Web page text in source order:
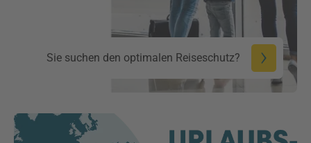
Sie suchen den optimalen Reiseschutz?